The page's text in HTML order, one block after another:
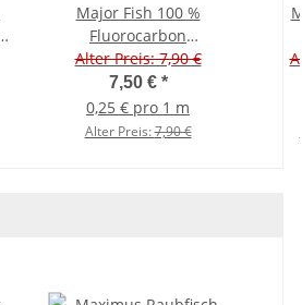
Major Fish 100 %
Fluorocarbon
Vorfachschnur 30 Meter
0,33 mm - 5,8 kg
Alter Preis: 7,90 €
7,50 € *
0,25 € pro 1 m
Alter Preis:7,90 €